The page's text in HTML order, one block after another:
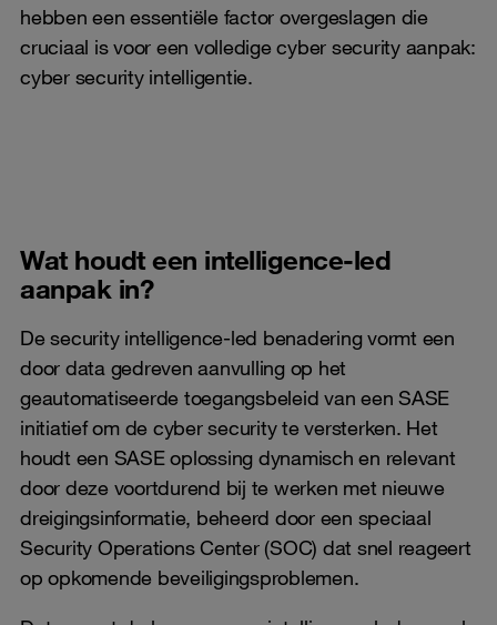
hebben een essentiële factor overgeslagen die
cruciaal is voor een volledige cyber security aanpak:
cyber security intelligentie.
Wat houdt een intelligence-led
aanpak in?
De security intelligence-led benadering vormt een
door data gedreven aanvulling op het
geautomatiseerde toegangsbeleid van een SASE
initiatief om de cyber security te versterken. Het
houdt een SASE oplossing dynamisch en relevant
door deze voortdurend bij te werken met nieuwe
dreigingsinformatie, beheerd door een speciaal
Security Operations Center (SOC) dat snel reageert
op opkomende beveiligingsproblemen.